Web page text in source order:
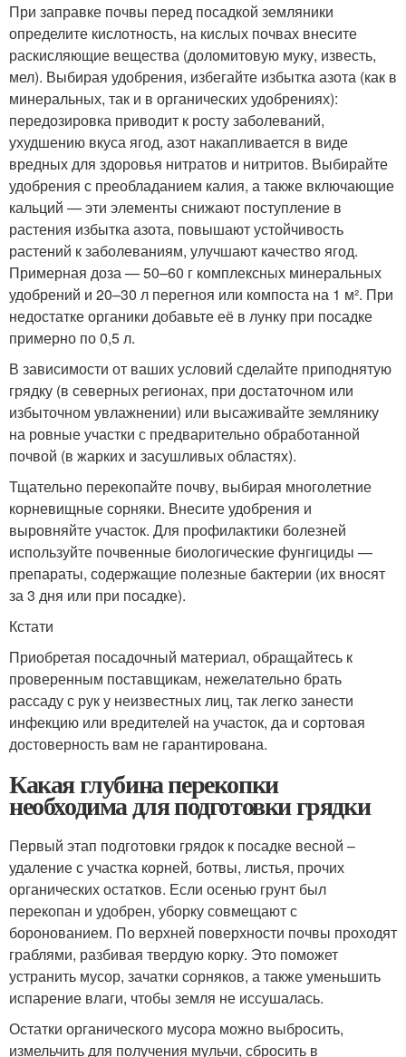
При заправке почвы перед посадкой земляники
определите кислотность, на кислых почвах внесите
раскисляющие вещества (доломитовую муку, известь,
мел). Выбирая удобрения, избегайте избытка азота (как в
минеральных, так и в органических удобрениях):
передозировка приводит к росту заболеваний,
ухудшению вкуса ягод, азот накапливается в виде
вредных для здоровья нитратов и нитритов. Выбирайте
удобрения с преобладанием калия, а также включающие
кальций — эти элементы снижают поступление в
растения избытка азота, повышают устойчивость
растений к заболеваниям, улучшают качество ягод.
Примерная доза — 50–60 г комплексных минеральных
удобрений и 20–30 л перегноя или компоста на 1 м². При
недостатке органики добавьте её в лунку при посадке
примерно по 0,5 л.
В зависимости от ваших условий сделайте приподнятую
грядку (в северных регионах, при достаточном или
избыточном увлажнении) или высаживайте землянику
на ровные участки с предварительно обработанной
почвой (в жарких и засушливых областях).
Тщательно перекопайте почву, выбирая многолетние
корневищные сорняки. Внесите удобрения и
выровняйте участок. Для профилактики болезней
используйте почвенные биологические фунгициды —
препараты, содержащие полезные бактерии (их вносят
за 3 дня или при посадке).
Кстати
Приобретая посадочный материал, обращайтесь к
проверенным поставщикам, нежелательно брать
рассаду с рук у неизвестных лиц, так легко занести
инфекцию или вредителей на участок, да и сортовая
достоверность вам не гарантирована.
Какая глубина перекопки
необходима для подготовки грядки
Первый этап подготовки грядок к посадке весной –
удаление с участка корней, ботвы, листья, прочих
органических остатков. Если осенью грунт был
перекопан и удобрен, уборку совмещают с
боронованием. По верхней поверхности почвы проходят
граблями, разбивая твердую корку. Это поможет
устранить мусор, зачатки сорняков, а также уменьшить
испарение влаги, чтобы земля не иссушалась.
Остатки органического мусора можно выбросить,
измельчить для получения мульчи, сбросить в